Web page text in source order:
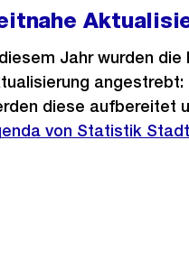
Jahr wurden
angestrebt:
diese aufbereitet
von Statistik